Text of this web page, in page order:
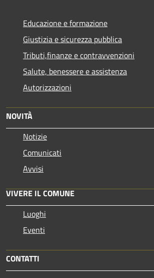
Educazione e formazione
Giustizia e sicurezza pubblica
Tributi,finanze e contravvenzioni
Salute, benessere e assistenza
Autorizzazioni
NOVITÀ
Notizie
Comunicati
Avvisi
VIVERE IL COMUNE
Luoghi
Eventi
CONTATTI